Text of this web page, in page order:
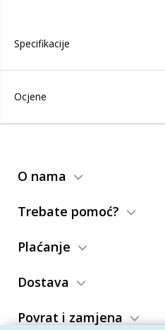
Specifikacije
Ocjene
O nama
Trebate pomoć?
Plaćanje
Dostava
Povrat i zamjena